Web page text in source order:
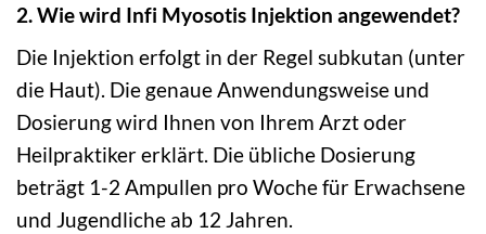
2. Wie wird Infi Myosotis Injektion angewendet?
Die Injektion erfolgt in der Regel subkutan (unter
die Haut). Die genaue Anwendungsweise und
Dosierung wird Ihnen von Ihrem Arzt oder
Heilpraktiker erklärt. Die übliche Dosierung
beträgt 1-2 Ampullen pro Woche für Erwachsene
und Jugendliche ab 12 Jahren.